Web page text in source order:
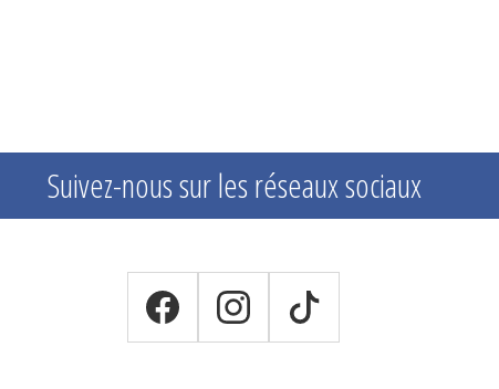
Suivez-nous sur les réseaux sociaux